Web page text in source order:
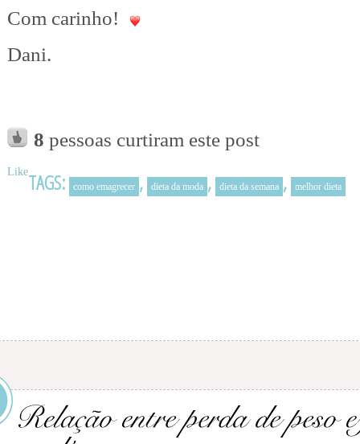
Com carinho!
Dani.
8 pessoas curtiram este post
LikeTAGS: como emagrecer , dieta da moda , dieta da semana , melhor dieta